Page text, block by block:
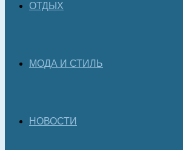
ОТДЫХ
МОДА И СТИЛЬ
НОВОСТИ